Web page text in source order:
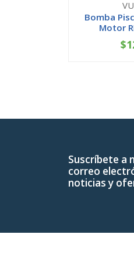
Bomba
Motor
Suscríbete a
correo
noticias y